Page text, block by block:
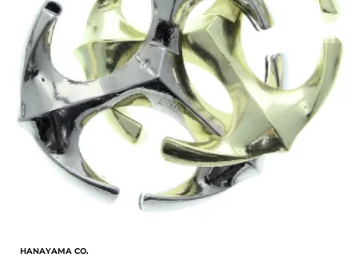
HANAYAMA CO.